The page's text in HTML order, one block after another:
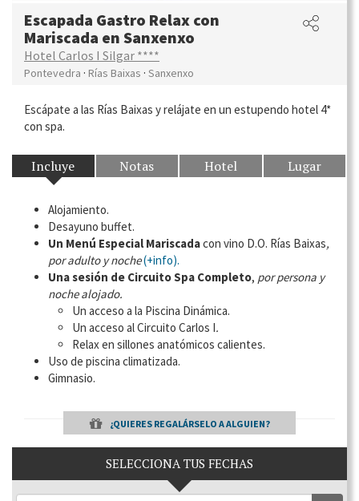
Escapada Gastro Relax con
Mariscada en Sanxenxo
Hotel Carlos I Silgar ****
Pontevedra · Rías Baixas · Sanxenxo
Escápate a las Rías Baixas y relájate en un estupendo hotel 4*
con spa.
Incluye Notas Hotel Lugar
Alojamiento.
Desayuno buffet.
Un Menú Especial Mariscadacon vino D.O. Rías Baixas,
por adulto y noche(+info).
Una sesión de Circuito Spa Completo, por persona y
noche alojado.
Un acceso a la Piscina Dinámica.
Un acceso al Circuito Carlos I.
Relax en sillones anatómicos calientes.
Uso de piscina climatizada.
Gimnasio.
¿QUIERES REGALÁRSELO A ALGUIEN?
SELECCIONA TUS FECHAS